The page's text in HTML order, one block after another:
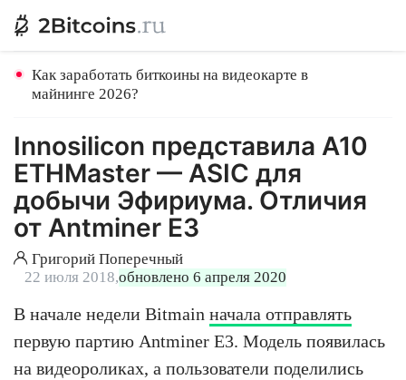
Как заработать биткоины на видеокарте в
майнинге 2026?
Innosilicon представила A10
ETHMaster — ASIC для
добычи Эфириума. Отличия
от Antminer E3
Григорий Поперечный
22 июля 2018,обновлено 6 апреля 2020
В начале недели Bitmain начала отправлять
первую партию Antminer E3. Модель появилась
на видеороликах, а пользователи поделились